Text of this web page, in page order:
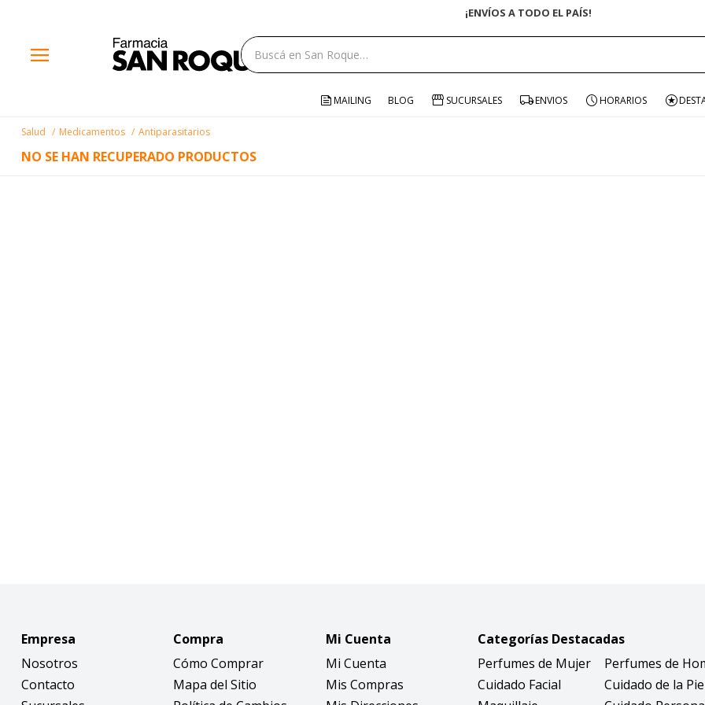
¡ENVÍOS A TODO EL PAÍS!
menu
MAILING BLOG SUCURSALES ENVIOS HORARIOS
Salud Medicamentos Antiparasitarios
NO SE HAN RECUPERADO PRODUCTOS
Empresa
Nosotros
Contacto
Compra
Cómo Comprar
Mapa del Sitio
Mi Cuenta
Mi Cuenta
Mis Compras
Categorías Destacadas
Perfumes de Mujer
Perfumes de
Cuidado Facial
Cuidado de la
close
storefront
help